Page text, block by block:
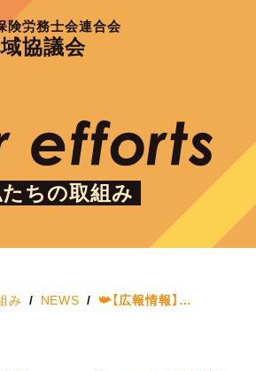
険労務士会連合会
協議会
ちの取組み
み NEWS 📯【広報情報】…